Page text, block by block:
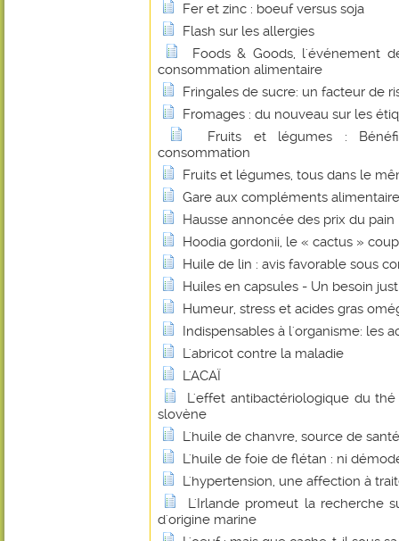
Fer et zinc : boeuf versus soja
Flash sur les allergies
Foods & Goods, l'événement
consommation alimentaire
Fringales de sucre: un facteur de
Fromages : du nouveau sur les
Fruits et légumes :
consommation
Fruits et légumes, tous dans le
Gare aux compléments
Hausse annoncée des prix du pain
Hoodia gordonii, le « cactus »
Huile de lin : avis favorable sous
Huiles en capsules - Un besoin
Humeur, stress et acides gras
Indispensables à l'organisme: les
L'abricot contre la maladie
L'ACAÏ
L'effet antibactériologique du
slovène
L'huile de chanvre, source de
L'huile de foie de flétan : ni
L'hypertension, une affection à
L'Irlande promeut la recherche
d'origine marine